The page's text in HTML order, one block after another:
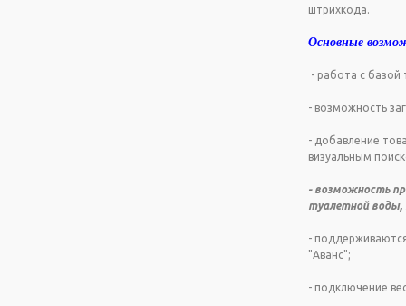
штрихкода.
Основные
- работа с базой
- возможность
- добавление
визуальным
- возможность
туалетной воды,
-
"Аванс";
- подключение